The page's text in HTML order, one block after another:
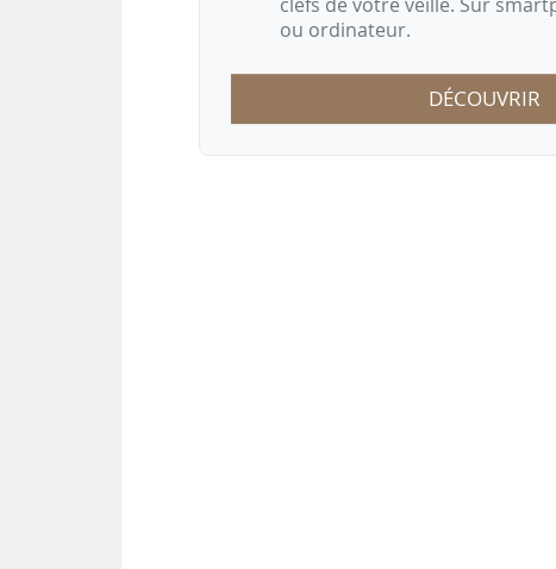
clefs de votre veille. Sur
ou ordinateur.
DÉCOUVRIR